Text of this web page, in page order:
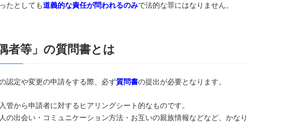
たとしても道義的な責任が問われるのみで法的な罪にはなりません。
者等」の質問書とは
認定や変更の申請をする際、必ず質問書の提出が必要となります。
管から申請者に対するヒアリングシート的なものです。
の出会い・コミュニケーション方法・お互いの親族情報などなど、かなり